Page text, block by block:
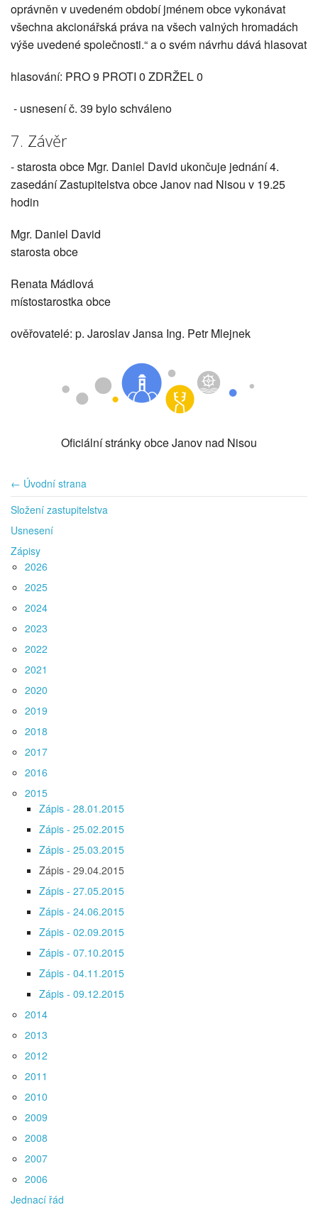
oprávněn v uvedeném období jménem obce vykonávat
všechna akcionářská práva na všech valných hromadách
výše uvedené společnosti.“ a o svém návrhu dává hlasovat
hlasování: PRO 9 PROTI 0 ZDRŽEL 0
- usnesení č. 39 bylo schváleno
7. Závěr
- starosta obce Mgr. Daniel David ukončuje jednání 4.
zasedání Zastupitelstva obce Janov nad Nisou v 19.25
hodin
Mgr. Daniel David
starosta obce
Renata Mádlová
místostarostka obce
ověřovatelé: p. Jaroslav Jansa Ing. Petr Mlejnek
Oficiální stránky obce Janov nad Nisou
← Úvodní strana
Složení zastupitelstva
Usnesení
Zápisy
2026
2025
2024
2023
2022
2021
2020
2019
2018
2017
2016
2015
Zápis - 28.01.2015
Zápis - 25.02.2015
Zápis - 25.03.2015
Zápis - 29.04.2015
Zápis - 27.05.2015
Zápis - 24.06.2015
Zápis - 02.09.2015
Zápis - 07.10.2015
Zápis - 04.11.2015
Zápis - 09.12.2015
2014
2013
2012
2011
2010
2009
2008
2007
2006
Jednací řád